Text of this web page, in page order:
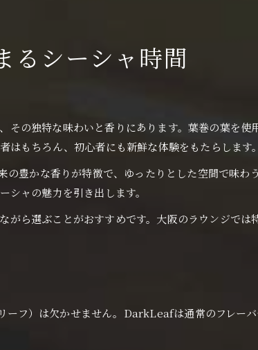
るシーシャ時間
の独特な味わいと香りにあります。葉巻の葉を
もちろん、初心者にも新鮮な体験をもたらします。
豊かな香りが特徴で、ゆったりとした空間で味わ
ャの魅力を引き出します。
ら選ぶことがおすすめです。大阪のラウンジで
フ）は欠かせません。DarkLeafは通常のフレー